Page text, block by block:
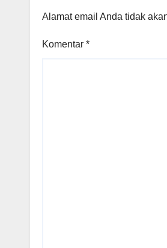
Alamat email Anda tidak
Komentar *